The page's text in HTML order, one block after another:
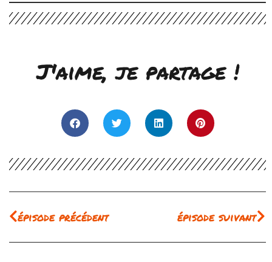
J'aime, je partage !
Précédent
épisode précédent épisode suivant